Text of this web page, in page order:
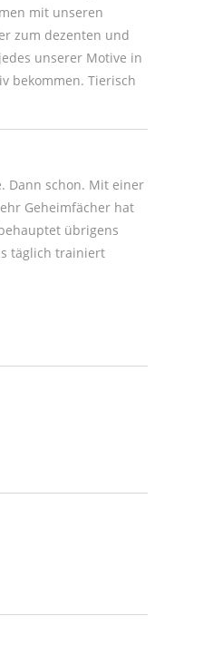
mit unseren
bekommen. Tierisch
Dann schon. Mit einer
Geheimfächer hat
übrigens
täglich trainiert